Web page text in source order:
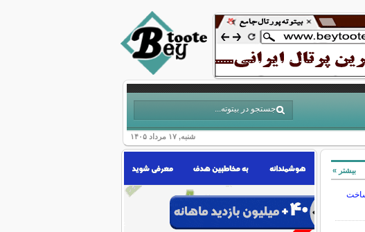
شنبه, ۱۷ مرداد ۱۴۰۵
بیشتر »